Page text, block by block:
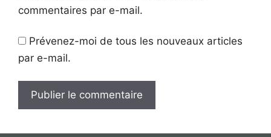
commentaires par e-mail.
Prévenez-moi de tous les nouveaux articles
par e-mail.